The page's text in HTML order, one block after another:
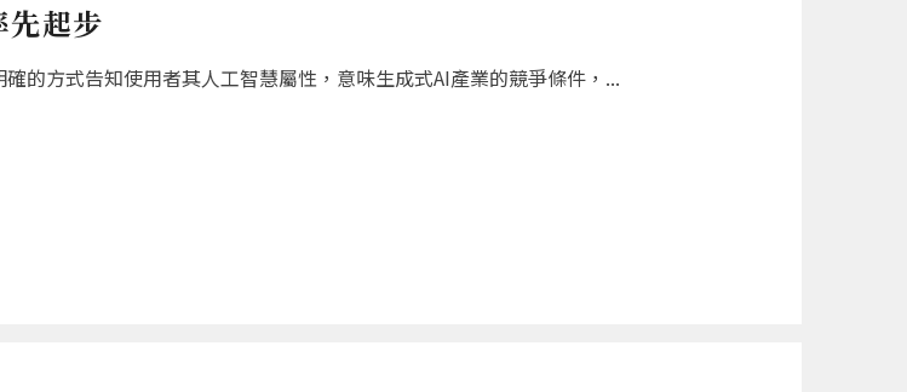
起步
的方式告知使用者其人工智慧屬性，意味生成式AI產業的競爭條件，...